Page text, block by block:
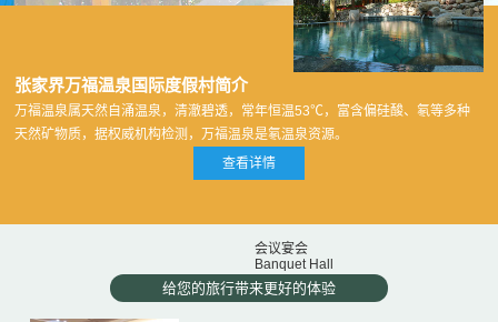
张家界万福温泉国际度假村简介
万福温泉属天然自涌温泉，清澈碧透，常年恒温53℃，富含偏硅酸、氡等多种
天然矿物质，据权威机构检测，万福温泉是氡温泉资源。
查看详情
会议宴会
Banquet Hall
给您的旅行带来更好的体验